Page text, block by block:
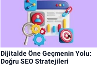
Dijitalde Öne Geçmenin Yolu:
Doğru SEO Stratejileri